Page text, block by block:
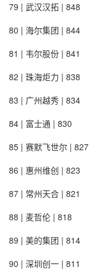
79 | 武汉汉拓 | 848
80 | 海尔集团 | 844
81 | 韦尔股份 | 841
82 | 珠海炬力 | 838
83 | 广州越秀 | 834
84 | 富士通 | 830
85 | 赛默飞世尔 | 827
86 | 惠州维创 | 823
87 | 常州天合 | 821
88 | 麦哲伦 | 818
89 | 美的集团 | 814
90 | 深圳创一 | 811